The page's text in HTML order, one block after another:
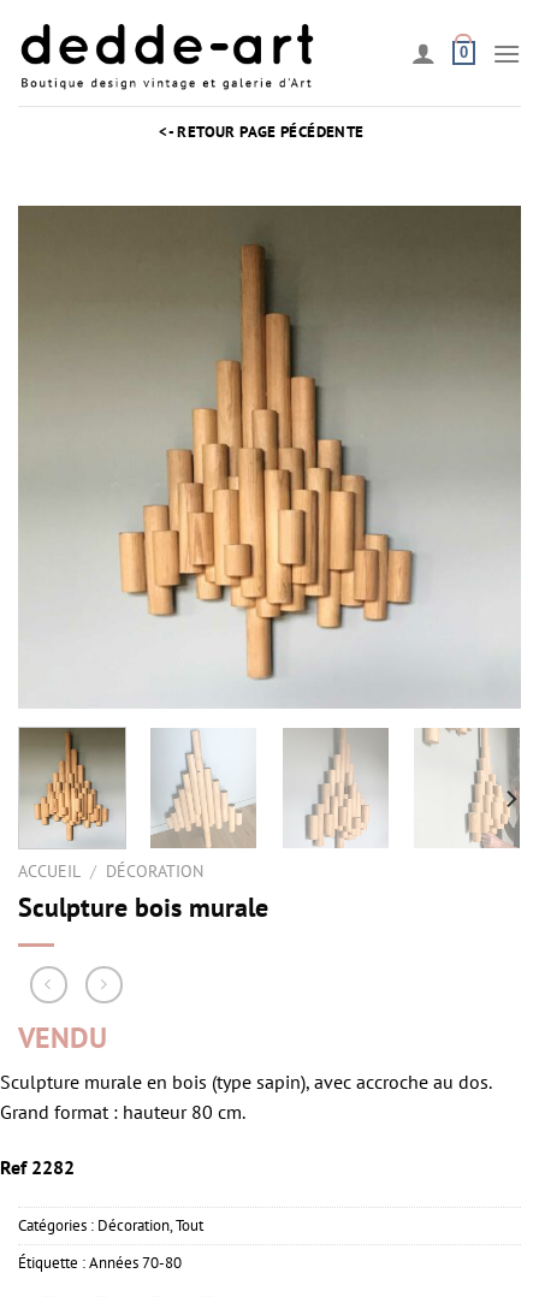
contenu
0
<- RETOUR PAGE PÉCÉDENTE
ACCUEIL / DÉCORATION
Sculpture bois murale
VENDU
Sculpture murale en bois (type sapin), avec accroche au dos.
Grand format : hauteur 80 cm.
Ref 2282
Catégories : Décoration,Tout
Étiquette :Années 70-80